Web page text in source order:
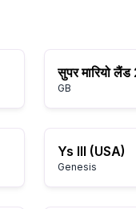
GB
Ys III (USA)
Genesis